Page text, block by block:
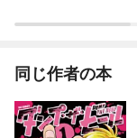
同じ作者の本